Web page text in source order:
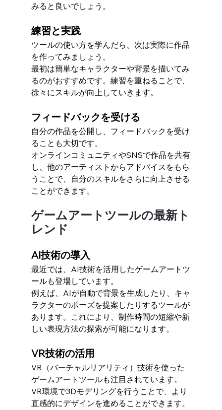
みると良いでしょう。
練習と実践
ツールの使い方を学んだら、次は実際に作品
を作ってみましょう。
最初は簡単なキャラクターや背景を描いてみ
るのがおすすめです。練習を重ねることで、
徐々にスキルが向上していきます。
フィードバックを受ける
自分の作品を公開し、フィードバックを受け
ることも大切です。
オンラインコミュニティやSNSで作品を共有
し、他のアーティストからアドバイスをもら
うことで、自分のスキルをさらに向上させる
ことができます。
ゲームアートツールの最新ト
レンド
AI技術の導入
最近では、AI技術を活用したゲームアートツ
ールも登場しています。
例えば、AIが自動で背景を生成したり、キャ
ラクターのポーズを提案したりするツールが
あります。これにより、制作時間の短縮や新
しい表現方法の探索が可能になります。
VR技術の活用
VR（バーチャルリアリティ）技術を使った
ゲームアートツールも注目されています。
VR環境で3Dモデリングを行うことで、より
直感的にデザインを進めることができます。